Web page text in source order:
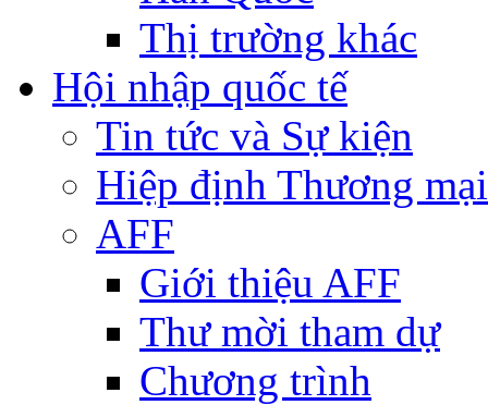
Thị trường khác
Hội nhập quốc tế
Tin tức và Sự kiện
Hiệp định Thương
AFF
Giới thiệu AFF
Thư mời tham dự
Chương trình